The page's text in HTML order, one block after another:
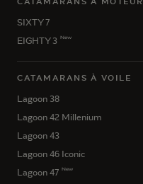
SIXTY 7
EIGHTY 3 New
CATAMARANS À VOILE
Lagoon 38
Lagoon 42 Millenium
Lagoon 43
Lagoon 46 Iconic
Lagoon 47 New